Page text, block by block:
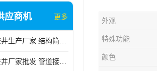
应商机 更多
保定检查井生产厂家 结构简单易于安装
沧州检查井厂家批发 管道接口密封良好
外观
特殊功能
颜色